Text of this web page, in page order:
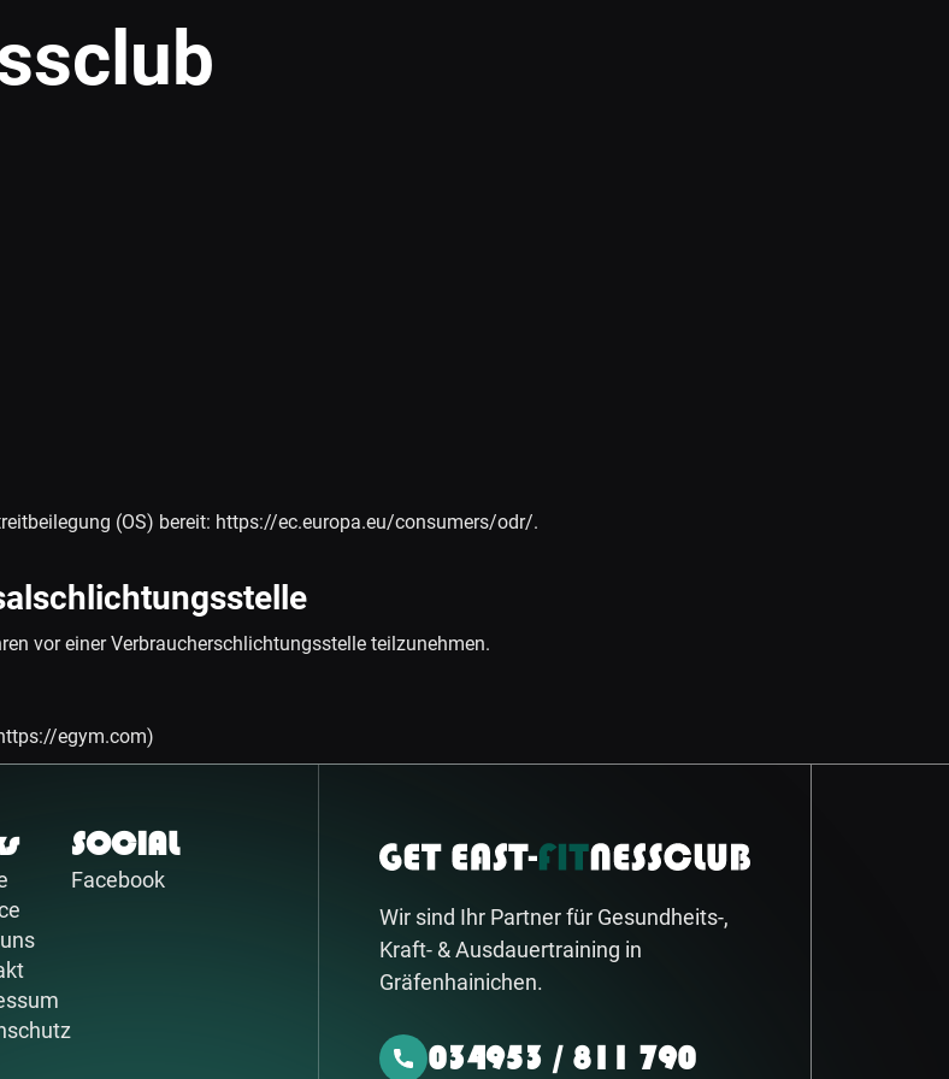
(OS) bereit: https://ec.europa.eu/consumers/odr/.
vor einer Verbraucherschlichtungsstelle teilzunehmen.
egym.com)
SOCIAL
Facebook
Wir sind Ihr Partner für Gesundheits-,
Kraft- & Ausdauertraining in
Gräfenhainichen.
034953 / 811 790